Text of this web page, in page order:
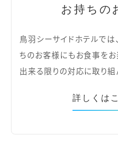
お持ちの
鳥羽シーサイドホテルで
ちのお客様にもお食事をお
出来る限りの対応に取り組
詳しくは